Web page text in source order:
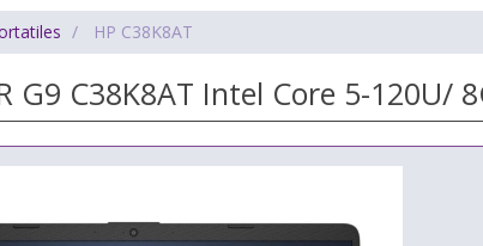
HP C38K8AT
G9 C38K8AT Intel Core 5-120U/